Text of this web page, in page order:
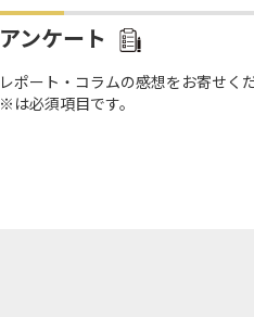
アンケート
レポート・コラムの感想をお寄せく
※は必須項目です。